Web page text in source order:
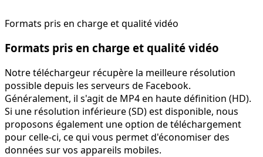
Formats pris en charge et qualité vidéo
Formats pris en charge et qualité vidéo
Notre téléchargeur récupère la meilleure résolution
possible depuis les serveurs de Facebook.
Généralement, il s'agit de MP4 en haute définition (HD).
Si une résolution inférieure (SD) est disponible, nous
proposons également une option de téléchargement
pour celle-ci, ce qui vous permet d'économiser des
données sur vos appareils mobiles.